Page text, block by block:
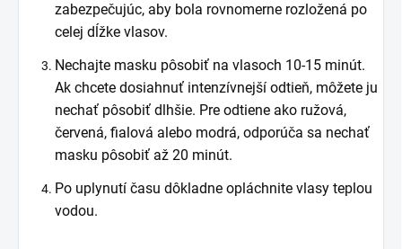
zabezpečujúc, aby bola rovnomerne rozložená po
celej dĺžke vlasov.
Nechajte masku pôsobiť na vlasoch 10-15 minút.
Ak chcete dosiahnuť intenzívnejší odtieň, môžete ju
nechať pôsobiť dlhšie. Pre odtiene ako ružová,
červená, fialová alebo modrá, odporúča sa nechať
masku pôsobiť až 20 minút.
Po uplynutí času dôkladne opláchnite vlasy teplou
vodou.